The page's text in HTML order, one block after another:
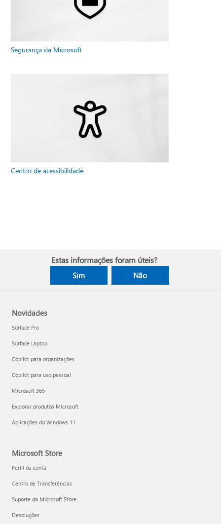
Segurança da Microsoft
Centro de acessibilidade
Estas informações foram úteis?
Sim Não
Novidades
Surface Pro
Surface Laptop
Copilot para organizações
Copilot para uso pessoal
Microsoft 365
Explorar produtos Microsoft
Aplicações do Windows 11
Microsoft Store
Perfil da conta
Centro de Transferências
Suporte da Microsoft Store
Devoluções